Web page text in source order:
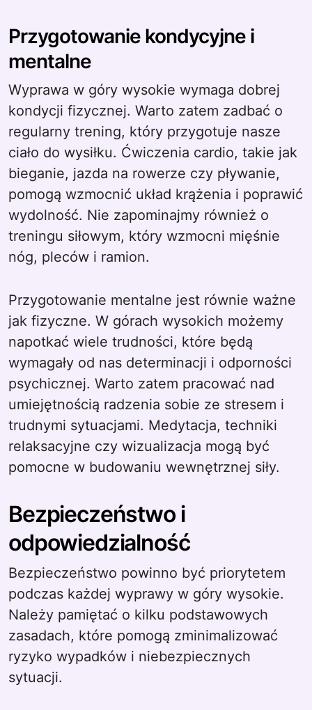
Przygotowanie kondycyjne i
mentalne
Wyprawa w góry wysokie wymaga dobrej
kondycji fizycznej. Warto zatem zadbać o
regularny trening, który przygotuje nasze
ciało do wysiłku. Ćwiczenia cardio, takie jak
bieganie, jazda na rowerze czy pływanie,
pomogą wzmocnić układ krążenia i poprawić
wydolność. Nie zapominajmy również o
treningu siłowym, który wzmocni mięśnie
nóg, pleców i ramion.
Przygotowanie mentalne jest równie ważne
jak fizyczne. W górach wysokich możemy
napotkać wiele trudności, które będą
wymagały od nas determinacji i odporności
psychicznej. Warto zatem pracować nad
umiejętnością radzenia sobie ze stresem i
trudnymi sytuacjami. Medytacja, techniki
relaksacyjne czy wizualizacja mogą być
pomocne w budowaniu wewnętrznej siły.
Bezpieczeństwo i
odpowiedzialność
Bezpieczeństwo powinno być priorytetem
podczas każdej wyprawy w góry wysokie.
Należy pamiętać o kilku podstawowych
zasadach, które pomogą zminimalizować
ryzyko wypadków i niebezpiecznych
sytuacji.